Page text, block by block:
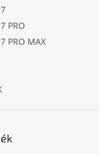
PRO
PRO MAX